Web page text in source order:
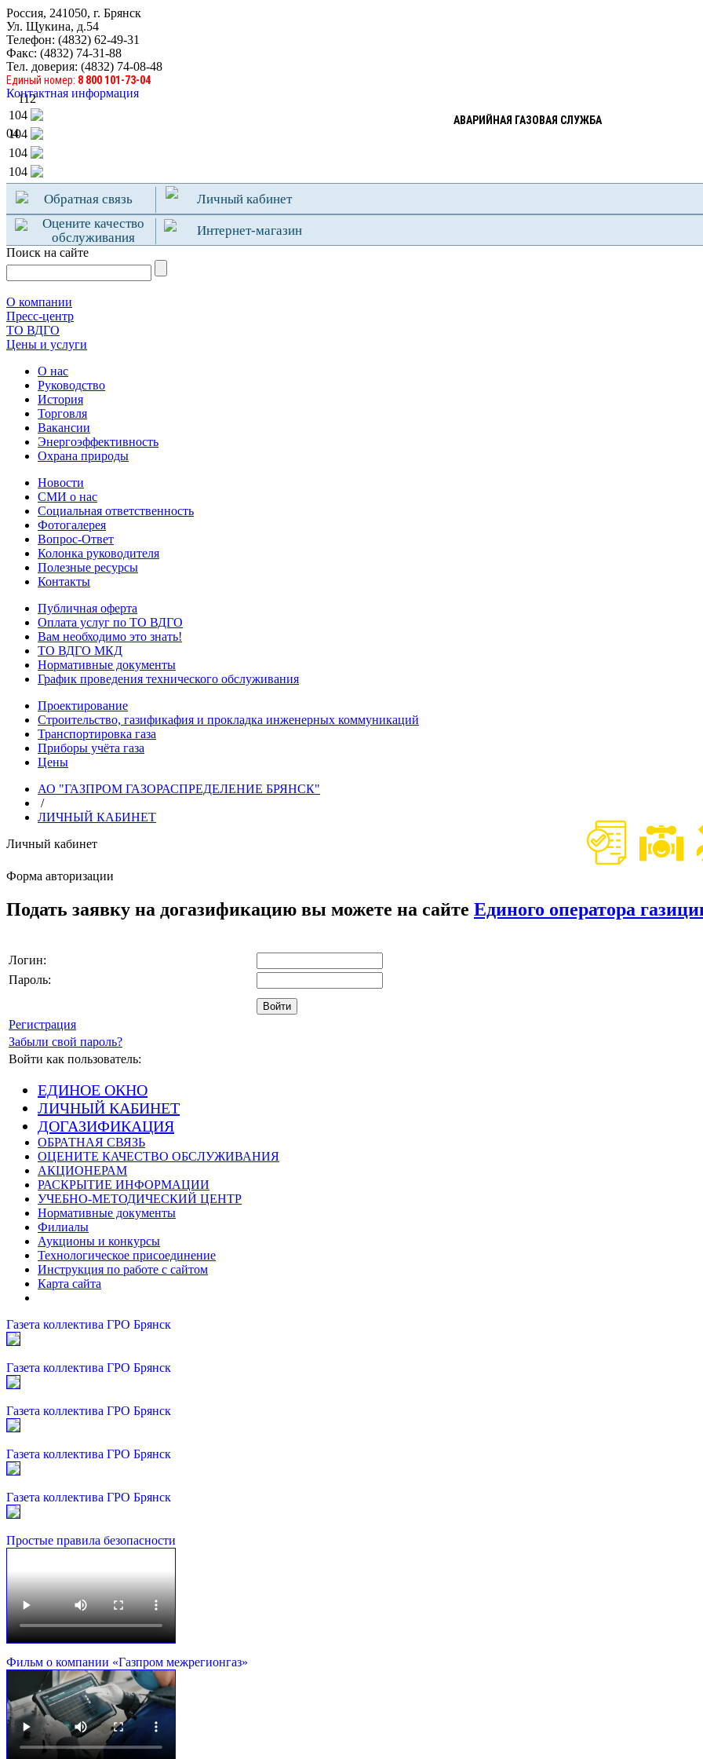
Россия, 241050, г. Брянск
Ул. Щукина, д.54
Телефон: (4832) 62-49-31
Факс: (4832) 74-31-88
Тел. доверия: (4832) 74-08-48
Единый номер: 8 800 101-73-04
Контактная информация
АВАРИЙНАЯ ГАЗОВАЯ СЛУЖБА
04
112
104
104
104
104
Обратная связь
Личный кабинет
Оцените качество
обслуживания
Интернет-магазин
Поиск на сайте
О компании
Пресс-центр
TO ВДГО
Цены и услуги
О нас
Руководство
История
Торговля
Вакансии
Энергоэффективность
Охрана природы
Новости
СМИ о нас
Социальная ответственность
Фотогалерея
Вопрос-Ответ
Колонка руководителя
Полезные ресурсы
Контакты
Публичная оферта
Оплата услуг по ТО ВДГО
Вам необходимо это знать!
ТО ВДГО МКД
Нормативные документы
График проведения технического обслуживания
Проектирование
Строительство, газификафия и прокладка инженерных коммуникаций
Транспортировка газа
Приборы учёта газа
Цены
АО "ГАЗПРОМ ГАЗОРАСПРЕДЕЛЕНИЕ БРЯНСК"
/
ЛИЧНЫЙ КАБИНЕТ
Личный кабинет
Форма авторизации
Подать заявку на догазификацию вы можете на сайте Единого оператора
Логин:
Пароль:
Регистрация
Забыли свой пароль?
Войти как пользователь:
ЕДИНОЕ ОКНО
ЛИЧНЫЙ КАБИНЕТ
ДОГАЗИФИКАЦИЯ
ОБРАТНАЯ СВЯЗЬ
ОЦЕНИТЕ КАЧЕСТВО ОБСЛУЖИВАНИЯ
АКЦИОНЕРАМ
РАСКРЫТИЕ ИНФОРМАЦИИ
УЧЕБНО-МЕТОДИЧЕСКИЙ ЦЕНТР
Нормативные документы
Филиалы
Аукционы и конкурсы
Технологическое присоединение
Инструкция по работе с сайтом
Карта сайта
Газета коллектива ГРО Брянск
Газета коллектива ГРО Брянск
Газета коллектива ГРО Брянск
Газета коллектива ГРО Брянск
Газета коллектива ГРО Брянск
Простые правила безопасности
Фильм о компании «Газпром межрегионгаз»